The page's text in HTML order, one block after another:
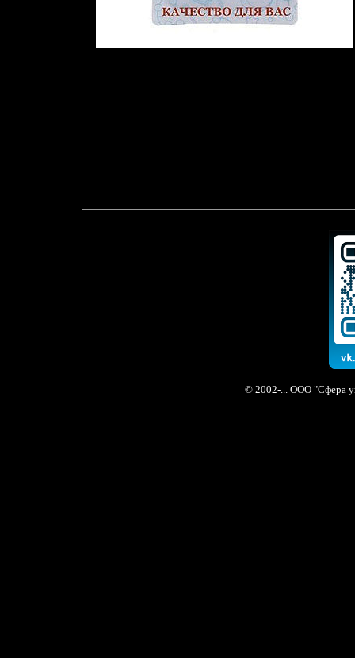
© 2002-... ООО "Сфера